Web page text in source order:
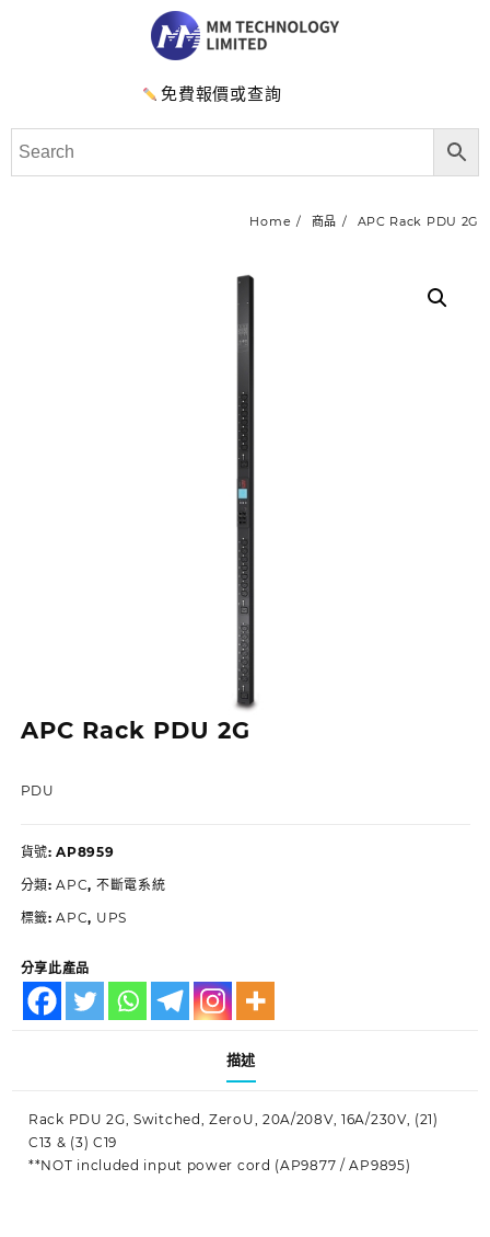
免費報價或查詢
Home 商品 APC Rack PDU 2G
APC Rack PDU 2G
PDU
貨號:AP8959
分類:APC, 不斷電系統
標籤:APC, UPS
分享此產品
描述
Rack PDU 2G, Switched, ZeroU, 20A/208V, 16A/230V, (21)
C13 & (3) C19
**NOT included input power cord (AP9877 / AP9895)